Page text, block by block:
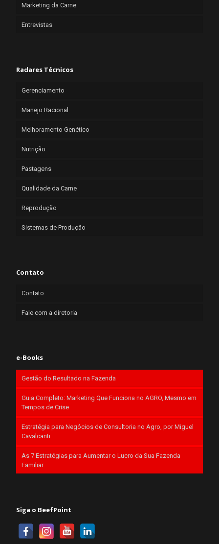
Marketing da Carne
Entrevistas
Radares Técnicos
Gerenciamento
Manejo Racional
Melhoramento Genético
Nutrição
Pastagens
Qualidade da Carne
Reprodução
Sistemas de Produção
Contato
Contato
Fale com a diretoria
e-Books
Gestão do Resultado na Fazenda
Guia Completo: Marketing Que Funciona no AGRO, Mesmo em
Tempos de Crise
Estratégia para Negócios de Consultoria no Agro, por Miguel
Cavalcanti
As 7 Estratégias para Aumentar o Lucro da Sua Fazenda
Familiar
Siga o BeefPoint